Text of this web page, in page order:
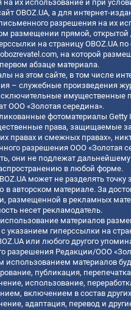
на их использование и при
OBOZ.UA, а для интернет-
разрешения на их
размещении прямой, открытой
на страницу OBOZ.UA
, на которой
абзаце материала.
на этом сайте, в том числе
– служебные произведения
имущественные
ООО «Золотая середина».
фотоматериалы Getty
права, защищаемые
правах и смежных правах»,
разрешения ООО «Золотая
они не подлежат дальнейшему
в любой форме.
может не разделять точку
в авторском материале. За
размещенной в рекламных
несет рекламодатель.
материалов
указанием гиперссылки на
или любого другого
разрешения Редакции/ООО
использованием материалов
публикация,
использование,
включением в состав
адаптация, перевод и